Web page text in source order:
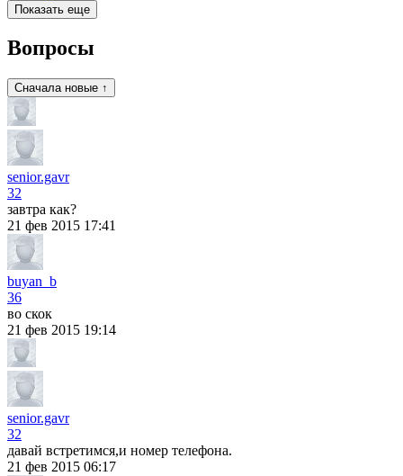
Показать еще
Вопросы
Сначала новые ↑
senior.gavr
32
завтра как?
21 фев 2015 17:41
buyan_b
36
во скок
21 фев 2015 19:14
senior.gavr
32
давай встретимся,и номер телефона.
21 фев 2015 06:17